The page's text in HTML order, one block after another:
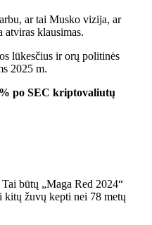
ar tai Musko vizija, ar
atviras klausimas.
lūkesčius ir orų politinės
2025 m.
po SEC kriptovaliutų
būtų „Maga Red 2024“
kitų žuvų kepti nei 78 metų